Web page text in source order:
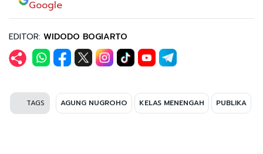
Google
EDITOR: WIDODO BOGIARTO
TAGS AGUNG NUGROHO KELAS MENENGAH PUBLIKA